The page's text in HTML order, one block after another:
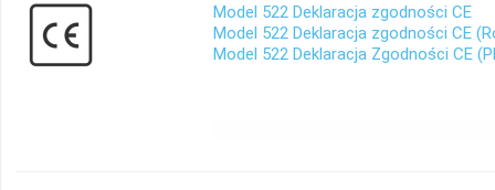
Model 522 Deklaracja zgodności CE
Model 522 Deklaracja zgodności CE
Model 522 Deklaracja Zgodności CE